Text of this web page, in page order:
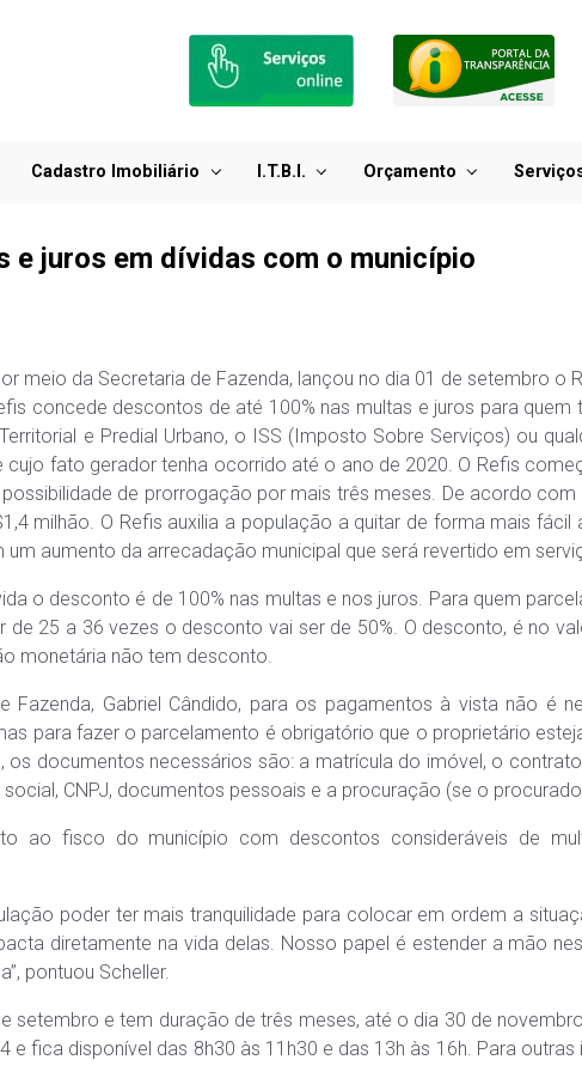
Cadastro Imobiliário I.T.B.I. Orçamento
e juros em dívidas com o município
meio da Secretaria de Fazenda, lançou no dia 01 de setembro o
concede descontos de até 100% nas multas e juros para
e Predial Urbano, o ISS (Imposto Sobre Serviços) ou
fato gerador tenha ocorrido até o ano de 2020. O Refis
de prorrogação por mais três meses. De acordo
milhão. O Refis auxilia a população a quitar de forma mais
um aumento da arrecadação municipal que será revertido em
o desconto é de 100% nas multas e nos juros. Para quem
de 25 a 36 vezes o desconto vai ser de 50%. O desconto, é no
monetária não tem desconto.
Fazenda, Gabriel Cândido, para os pagamentos à vista não é
para fazer o parcelamento é obrigatório que o proprietário
os documentos necessários são: a matrícula do imóvel, o
CNPJ, documentos pessoais e a procuração (se o
ao fisco do município com descontos consideráveis de
poder ter mais tranquilidade para colocar em ordem a
diretamente na vida delas. Nosso papel é estender a mão
pontuou Scheller.
e tem duração de três meses, até o dia 30 de
e fica disponível das 8h30 às 11h30 e das 13h às 16h. Para